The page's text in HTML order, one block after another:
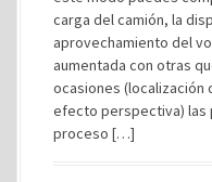
carga del camión, la
aprovechamiento del
aumentada con otras
ocasiones
efecto perspectiva) las
proceso […]